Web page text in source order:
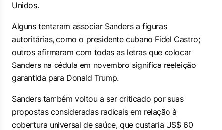
Unidos.
Alguns tentaram associar Sanders a figuras
autoritárias, como o presidente cubano Fidel Castro;
outros afirmaram com todas as letras que colocar
Sanders na cédula em novembro significa reeleição
garantida para Donald Trump.
Sanders também voltou a ser criticado por suas
propostas consideradas radicais em relação à
cobertura universal de saúde, que custaria US$ 60